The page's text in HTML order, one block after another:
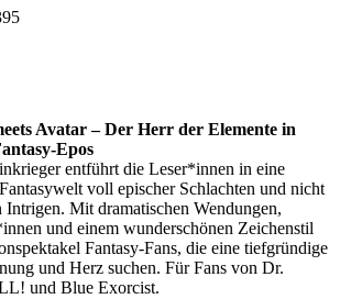
Avatar – Der Herr der Elemente in
Epos
entführt die Leser*innen in eine
voll epischer Schlachten und nicht
Intrigen. Mit dramatischen Wendungen,
und einem wunderschönen Zeichenstil
Fantasy-Fans, die eine tiefgründige
und Herz suchen. Für Fans von Dr.
und Blue Exorcist.